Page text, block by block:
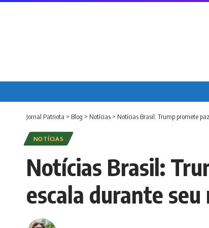
Jornal Patriota > Blog > Notícias > Notícias Brasil: Trump promete
NOTÍCIAS
Notícias Brasil:
escala durante